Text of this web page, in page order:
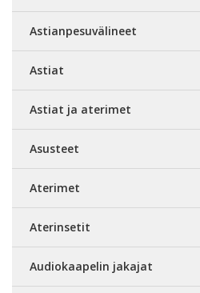
Astianpesuvälineet
Astiat
Astiat ja aterimet
Asusteet
Aterimet
Aterinsetit
Audiokaapelin jakajat